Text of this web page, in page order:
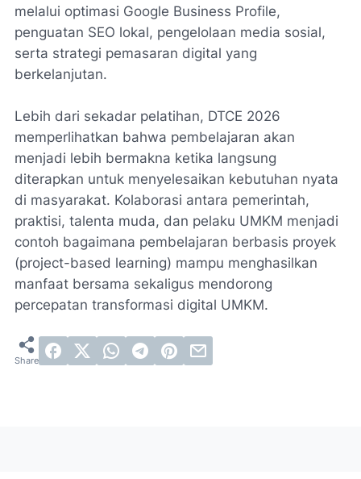
melalui optimasi Google Business Profile,
penguatan SEO lokal, pengelolaan media sosial,
serta strategi pemasaran digital yang
berkelanjutan.
Lebih dari sekadar pelatihan, DTCE 2026
memperlihatkan bahwa pembelajaran akan
menjadi lebih bermakna ketika langsung
diterapkan untuk menyelesaikan kebutuhan nyata
di masyarakat. Kolaborasi antara pemerintah,
praktisi, talenta muda, dan pelaku UMKM menjadi
contoh bagaimana pembelajaran berbasis proyek
(project-based learning) mampu menghasilkan
manfaat bersama sekaligus mendorong
percepatan transformasi digital UMKM.